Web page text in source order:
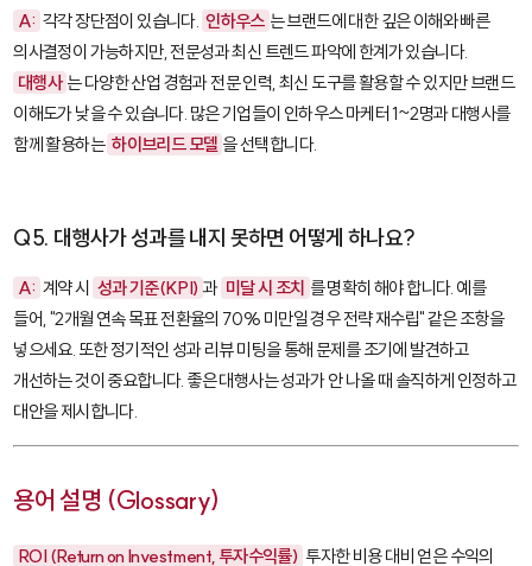
A: 각각 장단점이 있습니다. 인하우스 는 브랜드에 대한 깊은 이해와 빠른
의사결정이 가능하지만, 전문성과 최신 트렌드 파악에 한계가 있습니다.
대행사 는 다양한 산업 경험과 전문 인력, 최신 도구를 활용할 수 있지만 브랜드
이해도가 낮을 수 있습니다. 많은 기업들이 인하우스 마케터 1~2명과 대행사를
함께 활용하는 하이브리드 모델 을 선택합니다.
Q5. 대행사가 성과를 내지 못하면 어떻게 하나요?
A: 계약 시 성과 기준(KPI) 과 미달 시 조치 를 명확히 해야 합니다. 예를
들어, "2개월 연속 목표 전환율의 70% 미만일 경우 전략 재수립" 같은 조항을
넣으세요. 또한 정기적인 성과 리뷰 미팅을 통해 문제를 조기에 발견하고
개선하는 것이 중요합니다. 좋은 대행사는 성과가 안 나올 때 솔직하게 인정하고
대안을 제시합니다.
용어 설명 (Glossary)
ROI (Return on Investment, 투자수익률) 투자한 비용 대비 얻은 수익의